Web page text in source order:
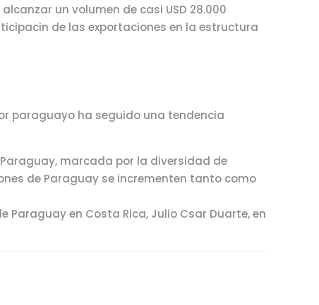
un volumen de casi USD 28.000
de las exportaciones en la estructura
paraguayo ha seguido una tendencia
marcada por la diversidad de
de Paraguay se incrementen tanto como
en Costa Rica, Julio Csar Duarte, en